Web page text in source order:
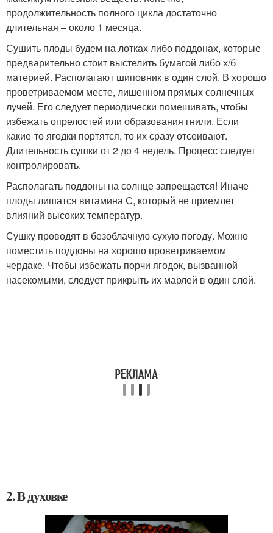
продолжительность полного цикла достаточно
длительная – около 1 месяца.
Сушить плоды будем на лотках либо поддонах, которые
предварительно стоит выстелить бумагой либо х/б
материей. Располагают шиповник в один слой. В хорошо
проветриваемом месте, лишенном прямых солнечных
лучей. Его следует периодически помешивать, чтобы
избежать опрелостей или образования гнили. Если
какие-то ягодки портятся, то их сразу отсеивают.
Длительность сушки от 2 до 4 недель. Процесс следует
контролировать.
Располагать поддоны на солнце запрещается! Иначе
плоды лишатся витамина С, который не приемлет
влияний высоких температур.
Сушку проводят в безоблачную сухую погоду. Можно
поместить поддоны на хорошо проветриваемом
чердаке. Чтобы избежать порчи ягодок, вызванной
насекомыми, следует прикрыть их марлей в один слой.
2. В духовке